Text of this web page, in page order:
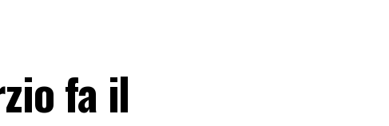
fa il